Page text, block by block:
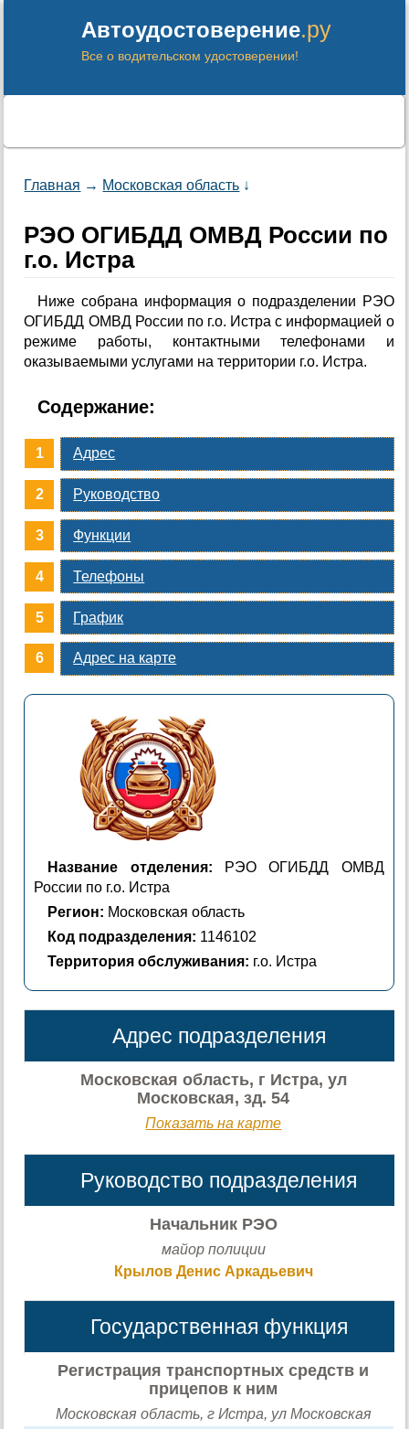
Автоудостоверение.ру
Все о водительском удостоверении!
Главная → Московская область ↓
РЭО ОГИБДД ОМВД России по
г.о. Истра
Ниже собрана информация о подразделении РЭО
ОГИБДД ОМВД России по г.о. Истра с информацией о
режиме работы, контактными телефонами и
оказываемыми услугами на территории г.о. Истра.
Содержание:
Адрес
Руководство
Функции
Телефоны
График
Адрес на карте
Название отделения: РЭО ОГИБДД ОМВД
России по г.о. Истра
Регион: Московская область
Код подразделения: 1146102
Территория обслуживания: г.о. Истра
Адрес подразделения
Московская область, г Истра, ул
Московская, зд. 54
Показать на карте
Руководство подразделения
Начальник РЭО
майор полиции
Крылов Денис Аркадьевич
Государственная функция
Регистрация транспортных средств и
прицепов к ним
Московская область, г Истра, ул Московская